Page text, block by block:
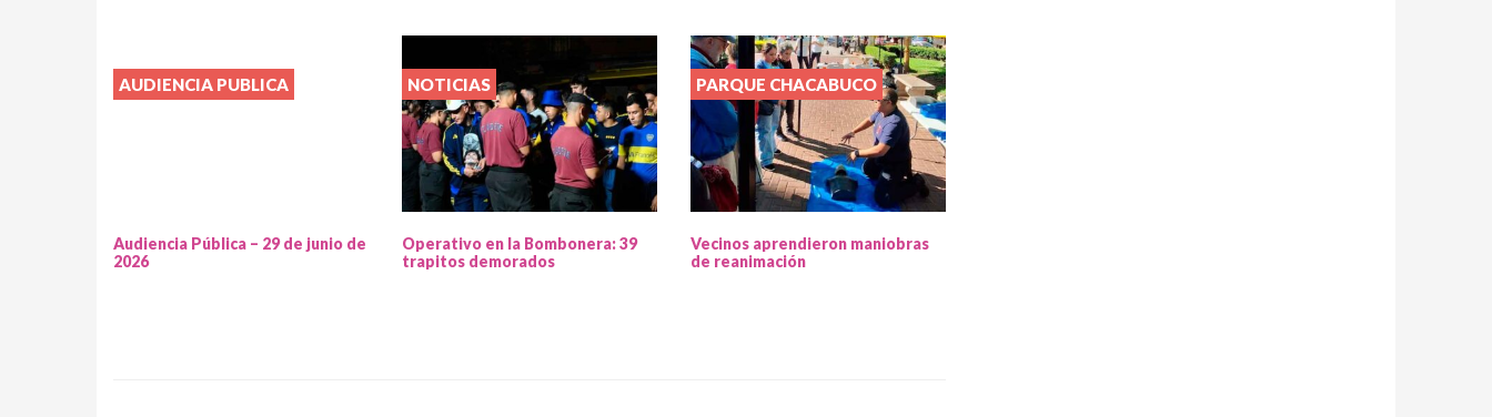
AUDIENCIA PUBLICA
Audiencia Pública – 29 de junio de
2026
NOTICIAS
Operativo en la Bombonera: 39
trapitos demorados
PARQUE CHACABUCO
Vecinos aprendieron maniobras
de reanimación